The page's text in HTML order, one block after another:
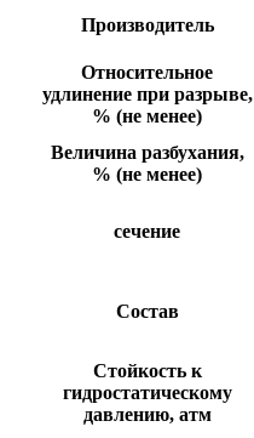
Производитель
Относительное
удлинение при разрыве,
% (не менее)
Величина разбухания,
% (не менее)
сечение
Состав
Стойкость к
гидростатическому
давлению, атм